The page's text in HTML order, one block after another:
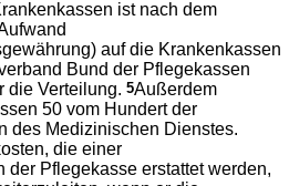
ist nach dem
auf die Krankenkassen
Bund der Pflegekassen
die Verteilung.5Außerdem
50 vom Hundert der
des Medizinischen Dienstes.
die einer
der Pflegekasse erstattet werden,